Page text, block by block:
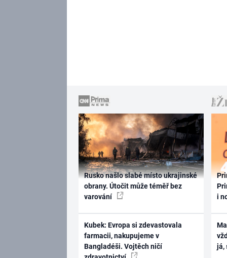
Rusko našlo slabé místo ukrajinské
obrany. Útočit může téměř bez
varování
Kubek: Evropa si zdevastovala
farmacii, nakupujeme v
Bangladéši. Vojtěch ničí
i
já,